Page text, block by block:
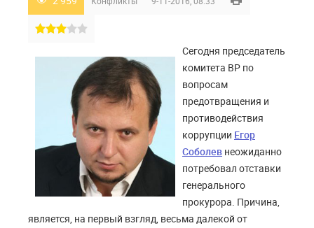
Сегодня председатель
комитета ВР по
вопросам
предотвращения и
противодействия
коррупции Егор
Соболев неожиданно
потребовал отставки
генерального
прокурора. Причина,
является, на первый взгляд, весьма далекой от